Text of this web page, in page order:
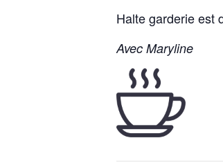
Halte garderie est
Avec Maryline